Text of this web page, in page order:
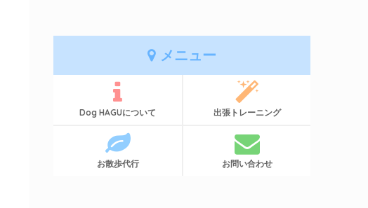
メニュー
Dog HAGUについて 出張トレーニング
お散歩代行 お問い合わせ